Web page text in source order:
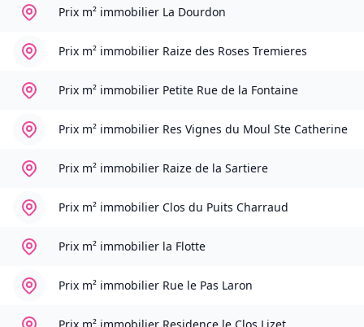
Prix m² immobilier La Dourdon
Prix m² immobilier Raize des Roses Tremieres
Prix m² immobilier Petite Rue de la Fontaine
Prix m² immobilier Res Vignes du Moul Ste Catherine
Prix m² immobilier Raize de la Sartiere
Prix m² immobilier Clos du Puits Charraud
Prix m² immobilier la Flotte
Prix m² immobilier Rue le Pas Laron